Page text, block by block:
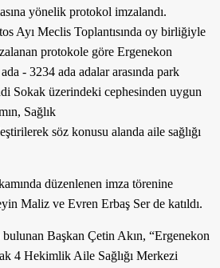
yönelik protokol imzalandı.
Ayı Meclis Toplantısında oy birliğiyle
protokole göre Ergenekon
- 3234 ada adalar arasında park
Sokak üzerindeki cephesinden uygun
Sağlık
söz konusu alanda aile sağlığı
düzenlenen imza törenine
Maliz ve Evren Erbaş Ser de katıldı.
Başkan Çetin Akın, “Ergenekon
4 Hekimlik Aile Sağlığı Merkezi